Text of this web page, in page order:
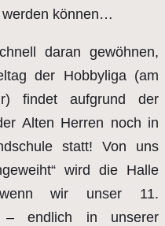
werden können…
daran gewöhnen,
der Hobbyliga (am
findet aufgrund der
Alten Herren noch in
statt! Von uns
wird die Halle
wir unser 11.
– endlich in unserer